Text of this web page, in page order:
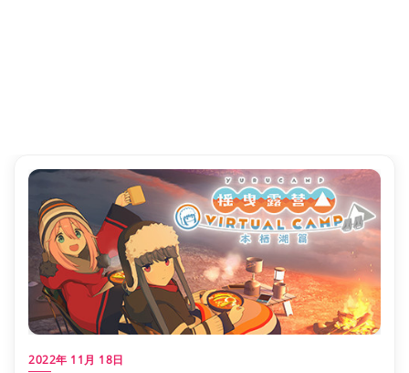
2022年 11月 18日